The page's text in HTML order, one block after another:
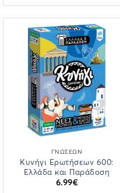
ΓΝΏΣΕΩΝ
Κυνήγι Ερωτήσεων 600:
Ελλάδα και Παράδοση
6.99€